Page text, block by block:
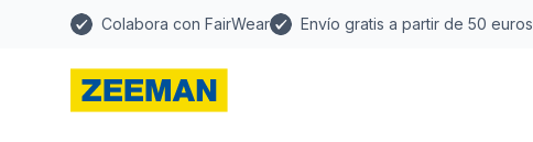
Colabora con FairWear Envío gratis a partir de 50 euros